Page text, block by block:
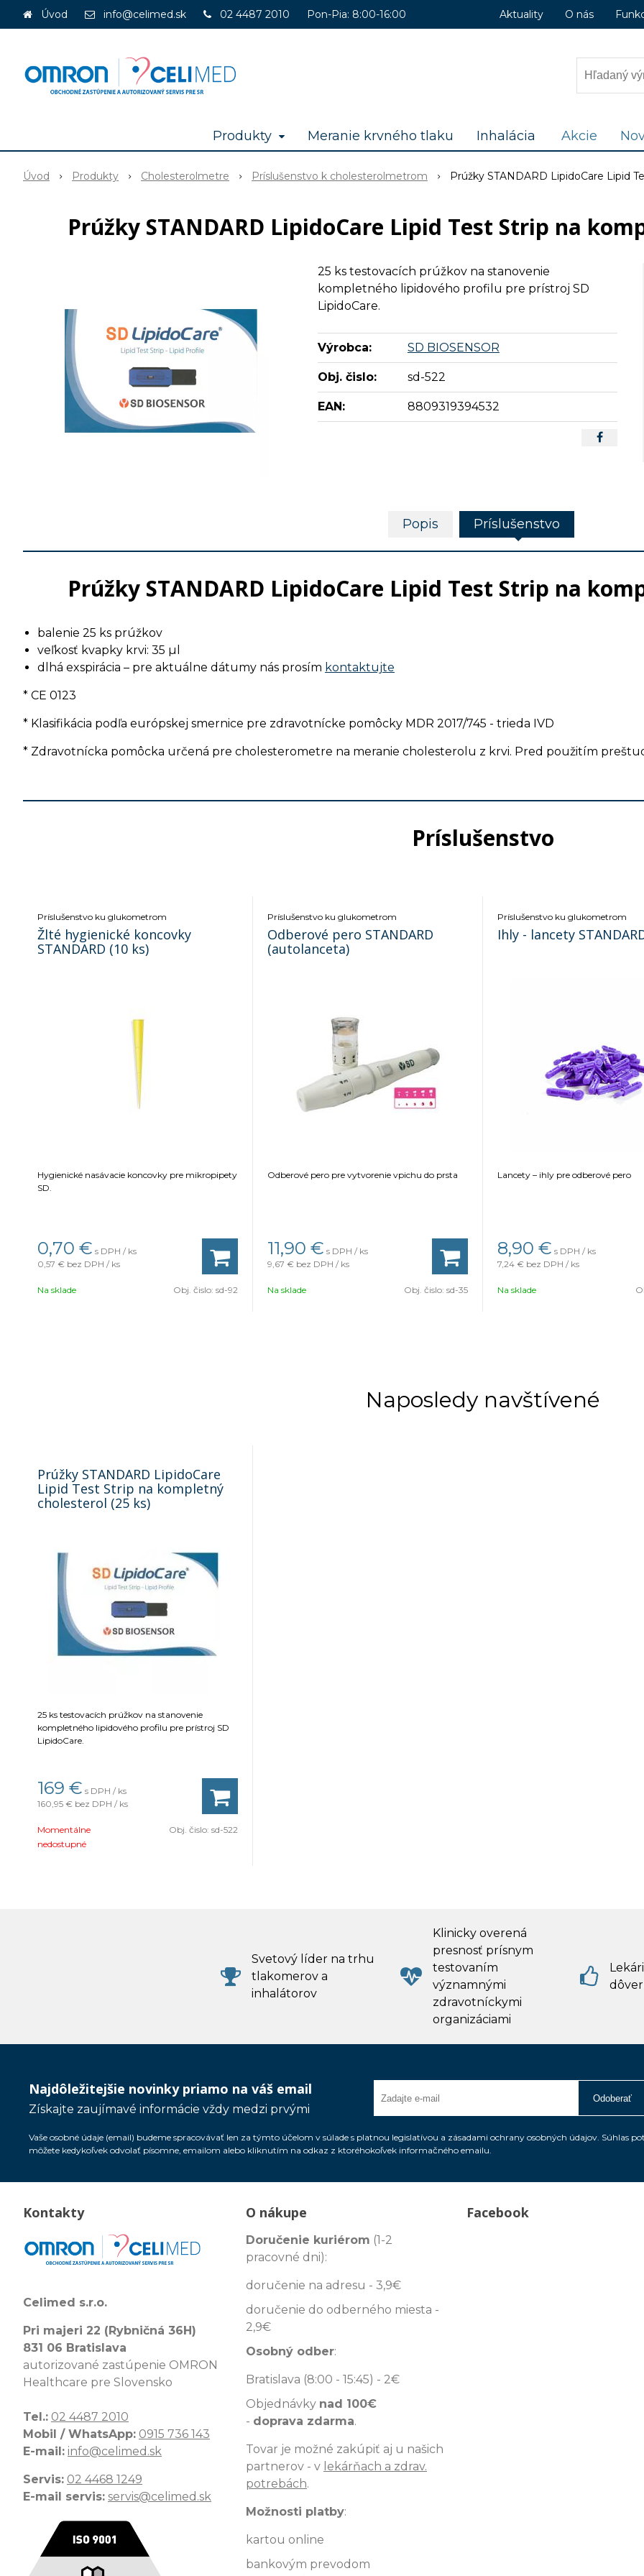
Úvod info@celimed.sk 02 4487 2010 Pon-Pia: 8:00-16:00 Aktuality O nás
Produkty Meranie krvného tlaku Inhalácia Akcie
Úvod Produkty Cholesterolmetre Príslušenstvo k cholesterolmetrom Prúžky STANDARD LipidoCare Lipid
Prúžky STANDARD LipidoCare Lipid Test Strip na
25 ks testovacích prúžkov na stanovenie
kompletného lipidového profilu pre prístroj SD
LipidoCare.
Výrobca: SD BIOSENSOR
Obj. čislo: sd-522
EAN: 8809319394532
Popis Príslušenstvo
Prúžky STANDARD LipidoCare Lipid Test Strip na
balenie 25 ks prúžkov
veľkosť kvapky krvi: 35 µl
dlhá exspirácia – pre aktuálne dátumy nás prosím kontaktujte
* CE 0123
* Klasifikácia podľa európskej smernice pre zdravotnícke pomôcky MDR 2017/745 - trieda IVD
* Zdravotnícka pomôcka určená pre cholesterometre na meranie cholesterolu z krvi. Pred použitím
Príslušenstvo
Príslušenstvo ku glukometrom
Žlté hygienické koncovky
STANDARD (10 ks)
Hygienické nasávacie koncovky pre mikropipety
SD.
0,70 € s DPH / ks
0,57 € bez DPH / ks
Na sklade Obj. čislo: sd-92
Príslušenstvo ku glukometrom
Odberové pero STANDARD
(autolanceta)
Odberové pero pre vytvorenie vpichu do prsta
11,90 € s DPH / ks
9,67 € bez DPH / ks
Na sklade Obj. čislo: sd-35
Príslušenstvo ku glukometrom
Ihly - lancety
Lancety – ihly pre odberové pero
8,90 € s DPH / ks
7,24 € bez DPH / ks
Na sklade
Naposledy navštívené
Prúžky STANDARD LipidoCare
Lipid Test Strip na kompletný
cholesterol (25 ks)
25 ks testovacích prúžkov na stanovenie
kompletného lipidového profilu pre prístroj SD
LipidoCare.
169 € s DPH / ks
160,95 € bez DPH / ks
Momentálne
nedostupné
Obj. čislo: sd-522
Svetový líder na trhu
tlakomerov a
inhalátorov
Klinicky overená
presnosť prísnym
testovaním
významnými
zdravotníckymi
organizáciami
Najdôležitejšie novinky priamo na váš email
Získajte zaujímavé informácie vždy medzi prvými
Odoberať
Vaše osobné údaje (email) budeme spracovávať len za týmto účelom v súlade s platnou legislatívou a zásadami ochrany osobných údajov. Súhlas
môžete kedykoľvek odvolať písomne, emailom alebo kliknutím na odkaz z ktoréhokoľvek informačného emailu.
Kontakty
Celimed s.r.o.
Pri majeri 22 (Rybničná 36H)
831 06 Bratislava
autorizované zastúpenie OMRON
Healthcare pre Slovensko
Tel.: 02 4487 2010
Mobil / WhatsApp: 0915 736 143
E-mail: info@celimed.sk
Servis: 02 4468 1249
E-mail servis: servis@celimed.sk
O nákupe
Doručenie kuriérom (1-2
pracovné dni):
doručenie na adresu - 3,9€
doručenie do odberného miesta -
2,9€
Osobný odber:
Bratislava (8:00 - 15:45) - 2€
Objednávky nad 100€
- doprava zdarma.
Tovar je možné zakúpiť aj u našich
partnerov - v lekárňach a zdrav.
potrebách.
Možnosti platby:
kartou online
bankovým prevodom
Facebook